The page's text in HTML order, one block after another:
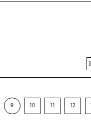
9 10 11 12